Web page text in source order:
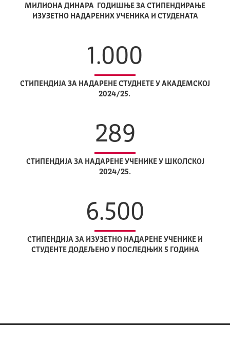
МИЛИОНА ДИНАРА ГОДИШЊЕ ЗА СТИПЕНДИРАЊЕ
ИЗУЗЕТНО НАДАРЕНИХ УЧЕНИКА И СТУДЕНАТА
1.000
СТИПЕНДИЈА ЗА НАДАРЕНЕ СТУДНЕТЕ У АКАДЕМСКОЈ
2024/25.
289
СТИПЕНДИЈА ЗА НАДАРЕНЕ УЧЕНИКЕ У ШКОЛСКОЈ
2024/25.
6.500
СТИПЕНДИЈА ЗА ИЗУЗЕТНО НАДАРЕНЕ УЧЕНИКЕ И
СТУДЕНТЕ ДОДЕЉЕНО У ПОСЛЕДЊИХ 5 ГОДИНА